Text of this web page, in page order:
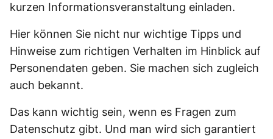
kurzen Informationsveranstaltung einladen.
Hier können Sie nicht nur wichtige Tipps und
Hinweise zum richtigen Verhalten im Hinblick auf
Personendaten geben. Sie machen sich zugleich
auch bekannt.
Das kann wichtig sein, wenn es Fragen zum
Datenschutz gibt. Und man wird sich garantiert